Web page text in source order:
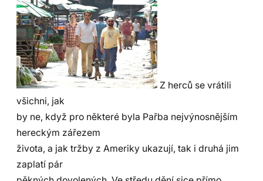
Z herců se vrátili
všichni, jak
by ne, když pro některé byla Pařba nejvýnosnějším
hereckým zářezem
života, a jak tržby z Ameriky ukazují, tak i druhá jim
zaplatí pár